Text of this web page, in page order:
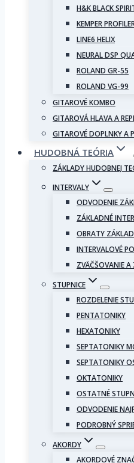
H&K BLACK
KEMPER
LINE6 HELIX
NEURAL DSP
ROLAND GR-55
ROLAND VG-99
GITAROVÉ KOMBO
GITAROVÁ HLAVA A
GITAROVÉ DOPLNKY A
HUDOBNÁ TEÓRIA
ZÁKLADY HUDOBNEJ
INTERVALY
ODVODENIE
ZÁKLADNÉ
OBRATY
INTERVALOVÉ
ZVÄČŠOVANIE
STUPNICE
ROZDELENIE
PENTATONIKY
HEXATONIKY
SEPTATONIKY
SEPTATONIKY
OKTATONIKY
OSTATNÉ
ODVODENIE
PODROBNÝ
AKORDY
AKORDOVÉ